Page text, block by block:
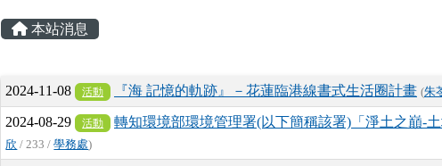
主內容區域
本站消息
文章列表
2024-11-08 活動 『海 記憶的軌跡』－花蓮臨港線書式生活圈計畫 (朱
2024-08-29 活動 轉知環境部環境管理署(以下簡稱該署)「淨土之巔-
欣 / 233 /學務處)